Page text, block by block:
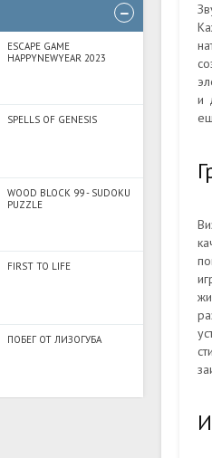
ESCAPE GAME
HAPPYNEWYEAR 2023
SPELLS OF GENESIS
WOOD BLOCK 99 - SUDOKU
PUZZLE
FIRST TO LIFE
ПОБЕГ ОТ ЛИЗОГУБА
и